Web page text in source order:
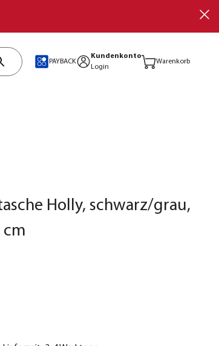
PAYBACK
Kundenkonto
Login
Warenkorb
Holly, schwarz/grau,
cm